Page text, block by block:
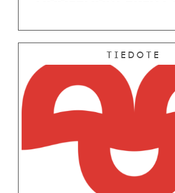
Tiedote